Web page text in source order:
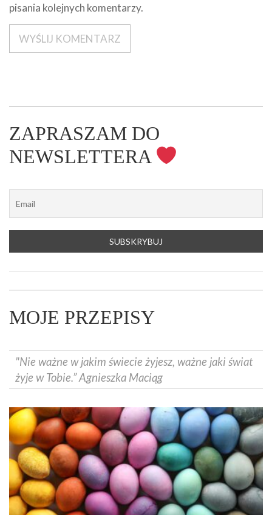
pisania kolejnych komentarzy.
ZAPRASZAM DO
NEWSLETTERA
MOJE PRZEPISY
"Nie ważne w jakim świecie żyjesz, ważne jaki świat
żyje w Tobie.” Agnieszka Maciąg